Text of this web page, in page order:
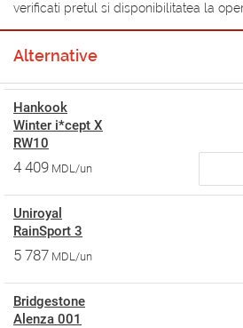
verificati pretul si disponibilitatea la
Alternative
Hankook
Winter i*cept X
RW10
4 409 MDL/un
Uniroyal
RainSport 3
5 787 MDL/un
Bridgestone
Alenza 001